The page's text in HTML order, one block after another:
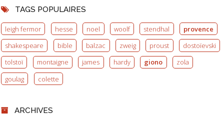
TAGS POPULAIRES
leigh fermor hesse noel woolf stendhal
provence
shakespeare
bible balzac zweig proust
dostoïevski
tolstoï
montaigne james hardy giono
zola
goulag
colette
ARCHIVES